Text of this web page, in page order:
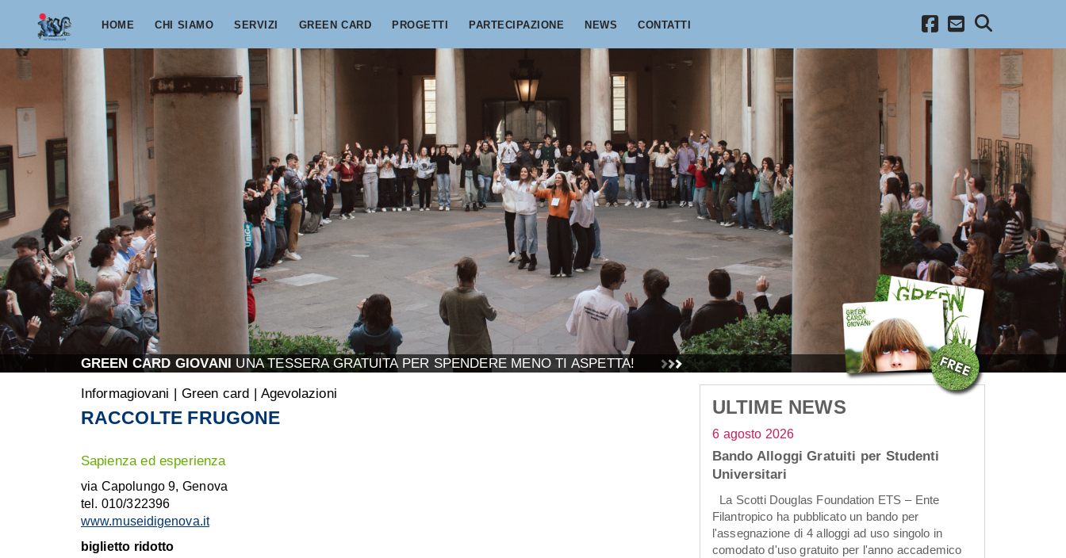
HOME CHI SIAMO SERVIZI GREEN CARD PROGETTI PARTECIPAZIONE NEWS CONTATTI
GREEN CARD GIOVANI UNA TESSERA GRATUITA PER SPENDERE MENO TI ASPETTA!
Informagiovani Green card Agevolazioni
RACCOLTE FRUGONE
Sapienza ed esperienza
via Capolungo 9, Genova
tel. 010/322396
www.museidigenova.it
biglietto ridotto
ULTIME NEWS
6 agosto 2026
Bando Alloggi Gratuiti per Studenti
Universitari
La Scotti Douglas Foundation ETS – Ente
Filantropico ha pubblicato un bando per
l'assegnazione di 4 alloggi ad uso singolo in
comodato d'uso gratuito per l'anno accademico